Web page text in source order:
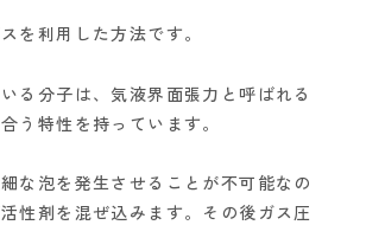
を利用した方法です。
る分子は、気液界面張力と呼ばれる
う特性を持っています。
な泡を発生させることが不可能なの
性剤を混ぜ込みます。その後ガス圧